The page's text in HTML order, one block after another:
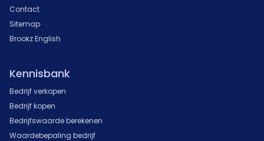
Contact
Sitemap
Brookz English
Kennisbank
Bedrijf verkopen
Bedrijf kopen
Bedrijfswaarde berekenen
Waardebepaling bedrijf